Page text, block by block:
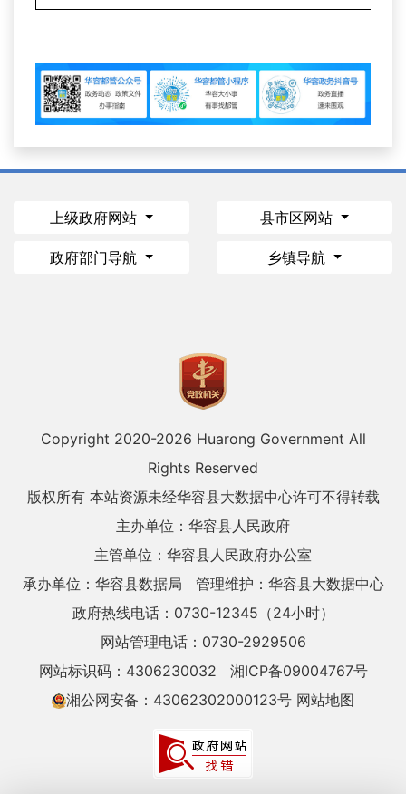
上级政府网站 县市区网站
政府部门导航 乡镇导航
Copyright 2020-2026 Huarong Government All
Rights Reserved
版权所有 本站资源未经华容县大数据中心许可不得转载
主办单位：华容县人民政府
主管单位：华容县人民政府办公室
承办单位：华容县数据局
管理维护：华容县大数据中心
政府热线电话：0730-12345（24小时）
网站管理电话：0730-2929506
网站标识码：4306230032
湘ICP备09004767号
湘公网安备：43062302000123号 网站地图